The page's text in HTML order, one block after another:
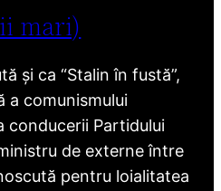
mari)
și ca “Stalin în fustă”,
a comunismului
conducerii Partidului
de externe între
pentru loialitatea